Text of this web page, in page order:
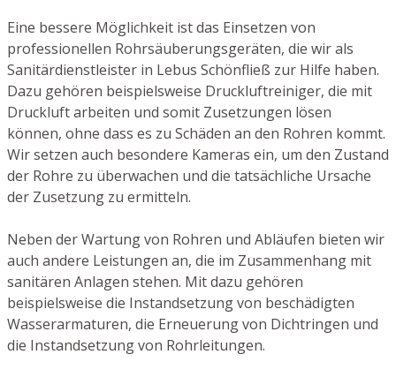
Eine bessere Möglichkeit ist das Einsetzen von
professionellen Rohrsäuberungsgeräten, die wir als
Sanitärdienstleister in Lebus Schönfließ zur Hilfe haben.
Dazu gehören beispielsweise Druckluftreiniger, die mit
Druckluft arbeiten und somit Zusetzungen lösen
können, ohne dass es zu Schäden an den Rohren kommt.
Wir setzen auch besondere Kameras ein, um den Zustand
der Rohre zu überwachen und die tatsächliche Ursache
der Zusetzung zu ermitteln.
Neben der Wartung von Rohren und Abläufen bieten wir
auch andere Leistungen an, die im Zusammenhang mit
sanitären Anlagen stehen. Mit dazu gehören
beispielsweise die Instandsetzung von beschädigten
Wasserarmaturen, die Erneuerung von Dichtringen und
die Instandsetzung von Rohrleitungen.